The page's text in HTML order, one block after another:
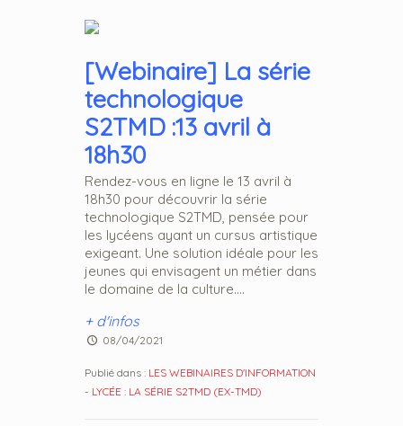
[Webinaire] La série
technologique
S2TMD :13 avril à
18h30
Rendez-vous en ligne le 13 avril à
18h30 pour découvrir la série
technologique S2TMD, pensée pour
les lycéens ayant un cursus artistique
exigeant. Une solution idéale pour les
jeunes qui envisagent un métier dans
le domaine de la culture....
+ d'infos
08/04/2021
Publié dans : LES WEBINAIRES D'INFORMATION
- LYCÉE : LA SÉRIE S2TMD (EX-TMD)